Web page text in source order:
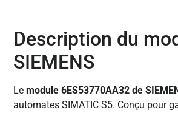
Description du
SIEMENS
Le module 6ES53770AA32 de
automates SIMATIC S5. Conçu pour